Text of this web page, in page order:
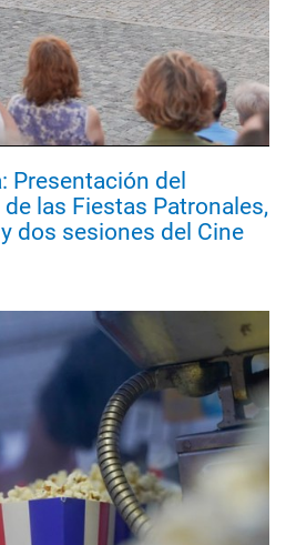
Presentación del
las Fiestas Patronales,
dos sesiones del Cine